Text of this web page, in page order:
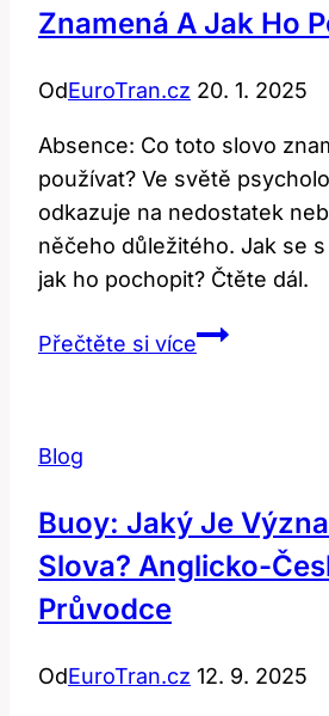
Znamená A Jak Ho
OdEuroTran.cz 20. 1. 2025
Absence: Co toto slovo
používat? Ve světě
odkazuje na nedostatek
něčeho důležitého. Jak se
jak ho pochopit? Čtěte dál.
Přečtěte si víceAbsence:
Jak
Ho
Blog
Buoy: Jaký Je
Slova? Anglicko-
Průvodce
OdEuroTran.cz 12. 9. 2025